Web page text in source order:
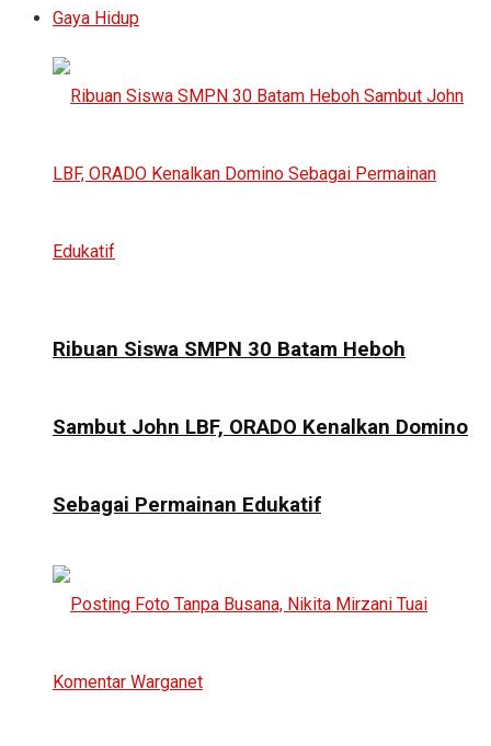
Gaya Hidup
Ribuan Siswa SMPN 30 Batam Heboh
Sambut John LBF, ORADO Kenalkan Domino
Sebagai Permainan Edukatif